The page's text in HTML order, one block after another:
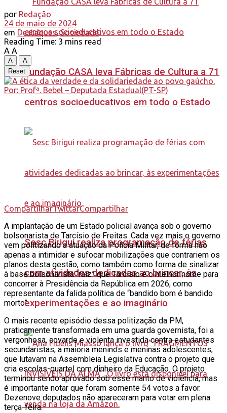
Fundação CASA leva Fábricas de Cultura a 71
centros socioeducativos em todo o Estado
Sesc Birigui realiza programação de férias
com atividades dedicadas ao brincar, às
experimentações e ao imaginário
por Redação
24 de maio de 2024
em Destaques,Sociedade
Reading Time: 3 mins read
A A
A
A
Reset
CompartilharTwittarCompartilhar
A implantação de um Estado policial avança sob o governo
bolsonarista de Tarcísio de Freitas. Cada vez mais o governo
vem politizando a atuação da Polícia Militar, de forma não
apenas a intimidar e sufocar mobilizações que contrariem os
planos desta gestão, como também como forma de sinalizar
à base bolsonarista “raiz” que Tarcísio é o melhor nome para
concorrer à Presidência da República em 2026, como
representante da falida política de “bandido bom é bandido
morto”.
O mais recente episódio dessa politização da PM,
praticamente transformada em uma guarda governista, foi a
vergonhosa, covarde e violenta investida contra estudantes
secundaristas, a maioria meninos e meninas adolescentes,
que lutavam na Assembleia Legislativa contra o projeto que
cria escolas-quartel com dinheiro da Educação. O projeto
terminou sendo aprovado sob esse manto de violência, mas
é importante notar que foram somente 54 votos a favor.
Dezenove deputados não apareceram para votar em plena
terça-feira.